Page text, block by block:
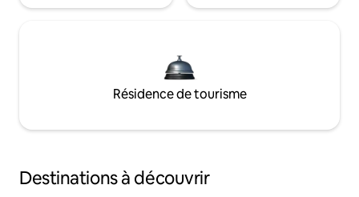
Résidence de tourisme
Destinations à découvrir